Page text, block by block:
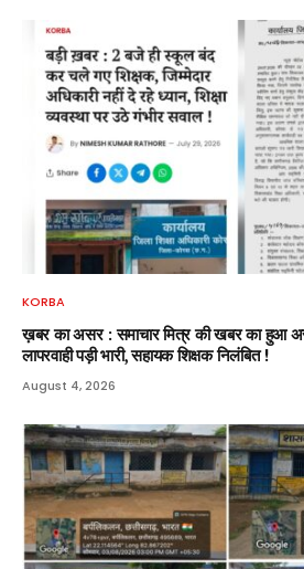
KORBA
ख़बर का असर : समाचार मित्र की खबर का हुआ
लापरवाही पड़ी भारी, सहायक शिक्षक निलंबित !
August 4, 2026